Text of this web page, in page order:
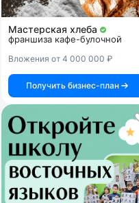
Мастерская хлеба
франшиза кафе-булочной
Вложения от 4 000 000 ₽
Получить бизнес-план